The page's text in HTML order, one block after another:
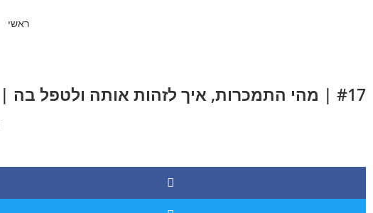
ראשי
#17 | מהי התמכרות, איך לזהות אותה ולטפל בה | ענבר כהן | NLP שימושי ביום יום